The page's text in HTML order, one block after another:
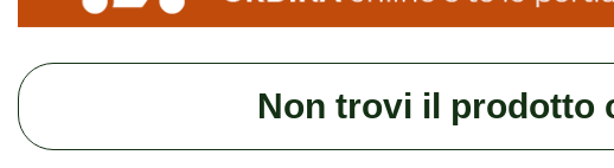
Non trovi il prodotto